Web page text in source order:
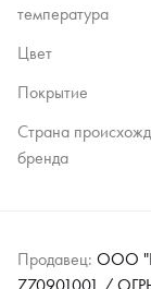
температура
Цвет
Покрытие
Страна
бренда
Продавец: ООО